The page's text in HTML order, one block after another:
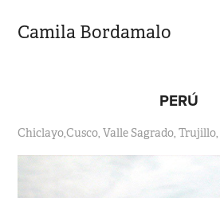
Camila Bordamalo
PERÚ
Chiclayo,Cusco, Valle Sagrado,